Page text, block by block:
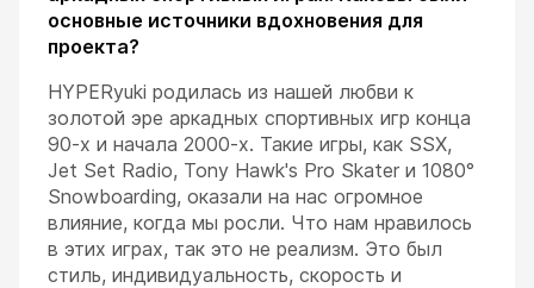
основные источники вдохновения для
проекта?
HYPERyuki родилась из нашей любви к
золотой эре аркадных спортивных игр конца
90-х и начала 2000-х. Такие игры, как SSX,
Jet Set Radio, Tony Hawk's Pro Skater и 1080°
Snowboarding, оказали на нас огромное
влияние, когда мы росли. Что нам нравилось
в этих играх, так это не реализм. Это был
стиль, индивидуальность, скорость и